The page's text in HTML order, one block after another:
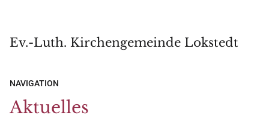
Ev.-Luth. Kirchengemeinde Lokstedt
NAVIGATION
Aktuelles